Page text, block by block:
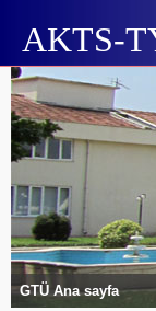
AKTS-
GTÜ Ana sayfa